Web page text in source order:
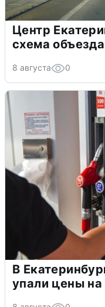
Центр
схема объезда
8 августа 0
В
упали цены на